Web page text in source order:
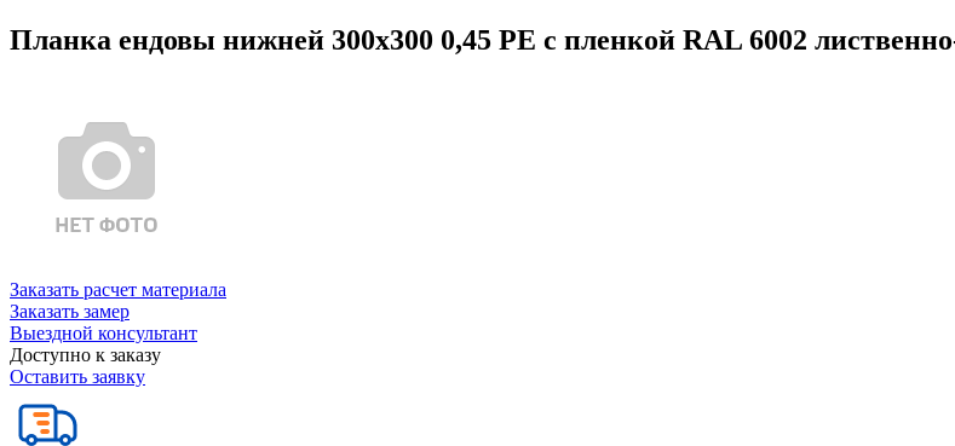
Планка ендовы нижней 300х300 0,45 PE с пленкой RAL 6002
Заказать расчет материала
Заказать замер
Выездной консультант
Доступно к заказу
Оставить заявку